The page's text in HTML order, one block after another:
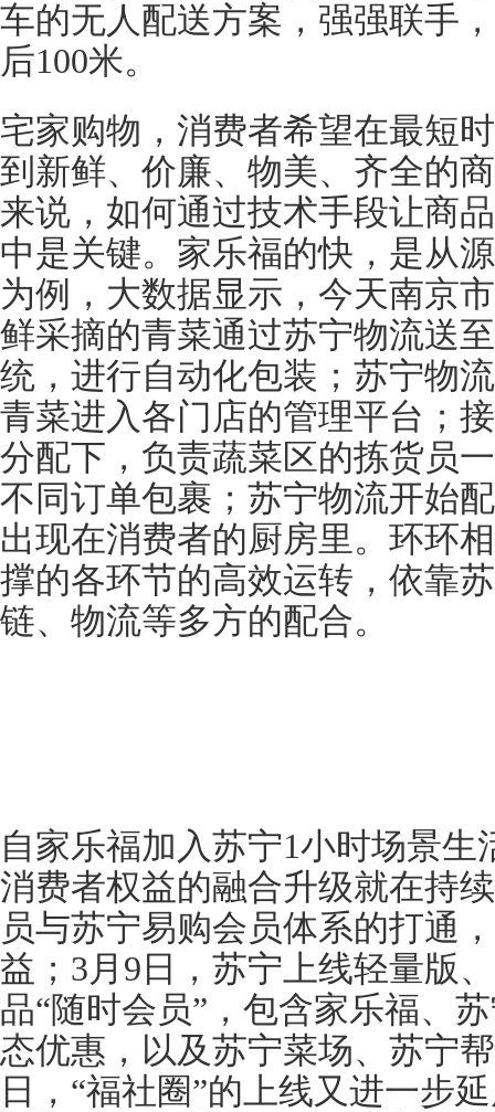
车的无人配送方案，强强联手
后100米。
宅家购物，消费者希望在最短
到新鲜、价廉、物美、齐全的
来说，如何通过技术手段让商
中是关键。家乐福的快，是从
为例，大数据显示，今天南京
鲜采摘的青菜通过苏宁物流送
统，进行自动化包装；苏宁物
青菜进入各门店的管理平台；
分配下，负责蔬菜区的拣货员
不同订单包裹；苏宁物流开始
出现在消费者的厨房里。环环
撑的各环节的高效运转，依靠
链、物流等多方的配合。
自家乐福加入苏宁1小时场景
消费者权益的融合升级就在持
员与苏宁易购会员体系的打通
益；3月9日，苏宁上线轻量版
品“随时会员”，包含家乐福、
态优惠，以及苏宁菜场、苏宁
日，“福社圈”的上线又进一步